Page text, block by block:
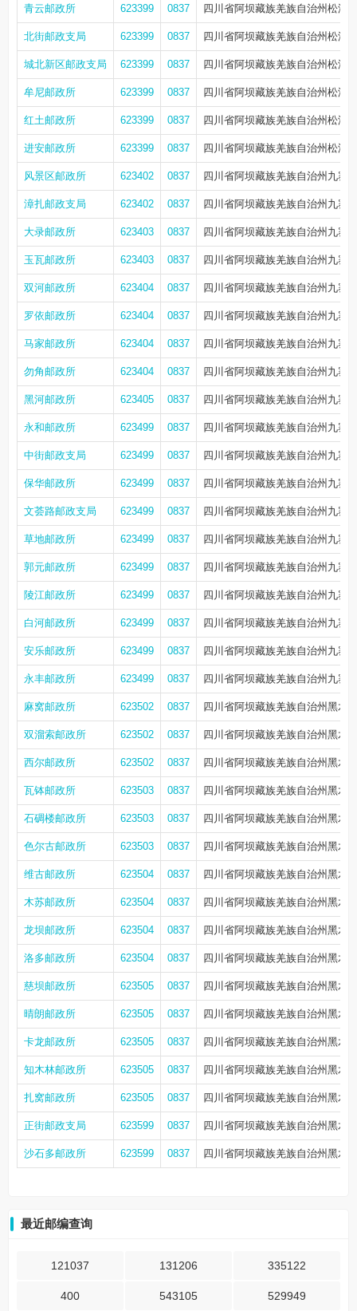
青云邮政所 623399 0837 四川省阿坝藏族羌族自治州松潘
北街邮政支局 623399 0837 四川省阿坝藏族羌族自治州松潘
城北新区邮政支局 623399 0837 四川省阿坝藏族羌族自治州松潘
牟尼邮政所 623399 0837 四川省阿坝藏族羌族自治州松潘
红土邮政所 623399 0837 四川省阿坝藏族羌族自治州松潘
进安邮政所 623399 0837 四川省阿坝藏族羌族自治州松潘
风景区邮政所 623402 0837 四川省阿坝藏族羌族自治州九寨
漳扎邮政支局 623402 0837 四川省阿坝藏族羌族自治州九寨
大录邮政所 623403 0837 四川省阿坝藏族羌族自治州九寨
玉瓦邮政所 623403 0837 四川省阿坝藏族羌族自治州九寨
双河邮政所 623404 0837 四川省阿坝藏族羌族自治州九寨
罗依邮政所 623404 0837 四川省阿坝藏族羌族自治州九寨
马家邮政所 623404 0837 四川省阿坝藏族羌族自治州九寨
勿角邮政所 623404 0837 四川省阿坝藏族羌族自治州九寨
黑河邮政所 623405 0837 四川省阿坝藏族羌族自治州九寨
永和邮政所 623499 0837 四川省阿坝藏族羌族自治州九寨
中街邮政支局 623499 0837 四川省阿坝藏族羌族自治州九寨
保华邮政所 623499 0837 四川省阿坝藏族羌族自治州九寨
文荟路邮政支局 623499 0837 四川省阿坝藏族羌族自治州九寨
草地邮政所 623499 0837 四川省阿坝藏族羌族自治州九寨
郭元邮政所 623499 0837 四川省阿坝藏族羌族自治州九寨
陵江邮政所 623499 0837 四川省阿坝藏族羌族自治州九寨
白河邮政所 623499 0837 四川省阿坝藏族羌族自治州九寨
安乐邮政所 623499 0837 四川省阿坝藏族羌族自治州九寨
永丰邮政所 623499 0837 四川省阿坝藏族羌族自治州九寨
麻窝邮政所 623502 0837 四川省阿坝藏族羌族自治州黑水
双溜索邮政所 623502 0837 四川省阿坝藏族羌族自治州黑水
西尔邮政所 623502 0837 四川省阿坝藏族羌族自治州黑水
瓦钵邮政所 623503 0837 四川省阿坝藏族羌族自治州黑水
石碉楼邮政所 623503 0837 四川省阿坝藏族羌族自治州黑水
色尔古邮政所 623503 0837 四川省阿坝藏族羌族自治州黑水
维古邮政所 623504 0837 四川省阿坝藏族羌族自治州黑水
木苏邮政所 623504 0837 四川省阿坝藏族羌族自治州黑水
龙坝邮政所 623504 0837 四川省阿坝藏族羌族自治州黑水
洛多邮政所 623504 0837 四川省阿坝藏族羌族自治州黑水
慈坝邮政所 623505 0837 四川省阿坝藏族羌族自治州黑水
晴朗邮政所 623505 0837 四川省阿坝藏族羌族自治州黑水
卡龙邮政所 623505 0837 四川省阿坝藏族羌族自治州黑水
知木林邮政所 623505 0837 四川省阿坝藏族羌族自治州黑水
扎窝邮政所 623505 0837 四川省阿坝藏族羌族自治州黑水
正街邮政支局 623599 0837 四川省阿坝藏族羌族自治州黑水
沙石多邮政所 623599 0837 四川省阿坝藏族羌族自治州黑水
最近邮编查询
121037 131206 335122
400 543105 529949